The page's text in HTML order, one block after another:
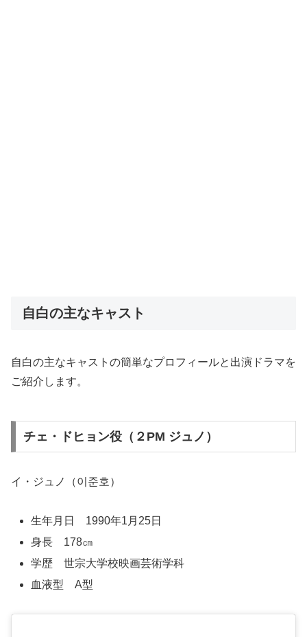
自白の主なキャスト
自白の主なキャストの簡単なプロフィールと出演ドラマを
ご紹介します。
チェ・ドヒョン役（２PM ジュノ）
イ・ジュノ（이준호）
生年月日 1990年1月25日
身長 178㎝
学歴世宗大学校映画芸術学科
血液型 A型